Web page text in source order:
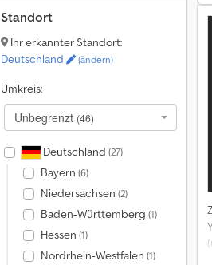
Standort
Ihr erkannter Standort:
Deutschland
(ändern)
Umkreis:
Unbegrenzt (46)
Deutschland (27)
Bayern (6)
Niedersachsen (2)
Baden-Württemberg (1)
Hessen (1)
Nordrhein-Westfalen (1)